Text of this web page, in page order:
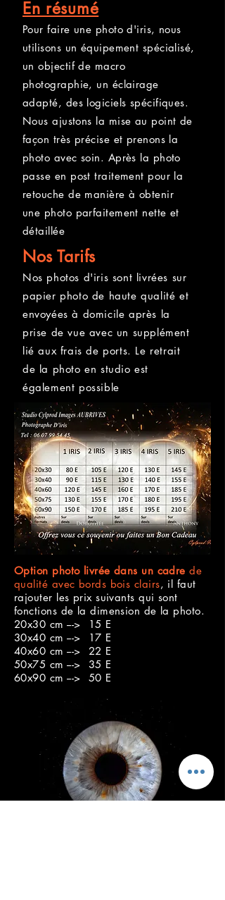
En résumé
Pour faire une photo d'iris, nous
utilisons un équipement spécialisé,
un objectif de macro
photographie, un éclairage
adapté, des logiciels spécifiques.
Nous ajustons la mise au point de
façon très précise et prenons la
photo avec soin. Après la photo
passe en post traitement pour la
retouche de manière à obtenir
une photo parfaitement nette et
détaillée
Nos Tarifs
Nos photos d'iris sont livrées sur
papier photo de haute qualité et
envoyées à domicile après la
prise de vue avec un supplément
lié aux frais de ports. Le retrait
de la photo en studio est
également possible
Option photo livrée dans un cadre de
qualité avec bords bois clairs, il faut
rajouter les prix suivants qui sont
fonctions de la dimension de la photo.
20x30 cm ---> 15 E
30x40 cm ---> 17 E
40x60 cm ---> 22 E
50x75 cm ---> 35 E
60x90 cm ---> 50 E